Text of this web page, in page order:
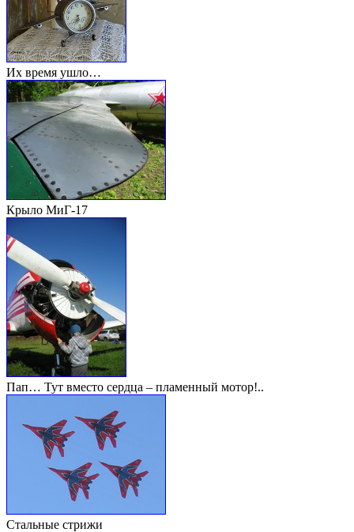
Их время ушло…
Крыло МиГ-17
Пап… Тут вместо сердца – пламенный мотор!..
Стальные стрижи